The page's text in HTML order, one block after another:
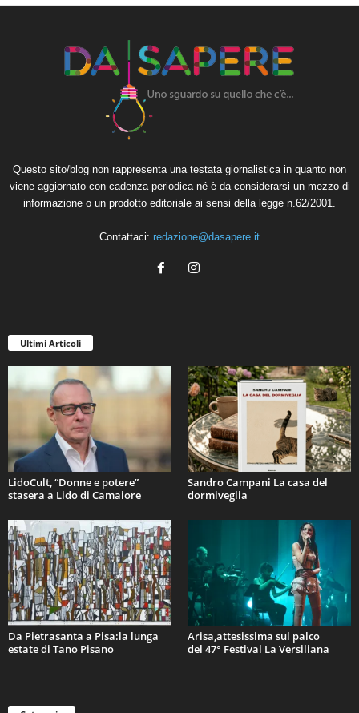
Questo sito/blog non rappresenta una testata giornalistica in quanto non
viene aggiornato con cadenza periodica né è da considerarsi un mezzo di
informazione o un prodotto editoriale ai sensi della legge n.62/2001.
Contattaci: redazione@dasapere.it
Ultimi Articoli
LidoCult, “Donne e potere”
stasera a Lido di Camaiore
Sandro Campani La casa del
dormiveglia
Da Pietrasanta a Pisa:la lunga
estate di Tano Pisano
Arisa,attesissima sul palco
del 47° Festival La Versiliana